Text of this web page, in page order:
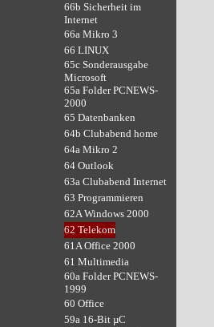
66b Sicherheit im
Internet
66a Mikro 3
66 LINUX
65c Sonderausgabe
Microsoft
65a Folder PCNEWS-
2000
65 Datenbanken
64b Clubabend home
64a Mikro 2
64 Outlook
63a Clubabend Internet
63 Programmieren
62A Windows 2000
62 Telekom
61A Office 2000
61 Multimedia
60a Folder PCNEWS-
1999
60 Office
59a 16-Bit µC